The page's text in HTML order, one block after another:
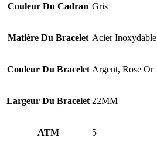
Couleur Du Cadran Gris
Matière Du Bracelet Acier Inoxydable
Couleur Du Bracelet Argent, Rose Or
Largeur Du Bracelet 22MM
ATM 5